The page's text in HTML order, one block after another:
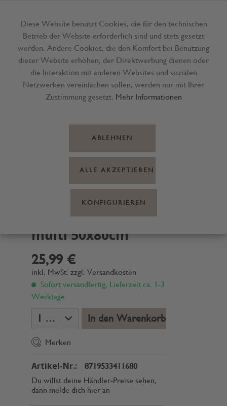
Menü
Badematte BW
multi 50x80cm
25,99 €
inkl. MwSt. zzgl. Versandkosten
Sofort versandfertig, Lieferzeit ca. 1-3
Werktage
In den Warenkorb
Merken
Artikel-Nr.:
8719533411680
Du willst deine Händler-Preise sehen,
dann melde dich hier an
Diese Website benutzt Cookies, die für den technischen
Betrieb der Website erforderlich sind und stets gesetzt
werden. Andere Cookies, die den Komfort bei Benutzung
dieser Website erhöhen, der Direktwerbung dienen oder
die Interaktion mit anderen Websites und sozialen
Netzwerken vereinfachen sollen, werden nur mit Ihrer
Zustimmung gesetzt. Mehr Informationen
ABLEHNEN
ALLE AKZEPTIEREN
KONFIGURIEREN